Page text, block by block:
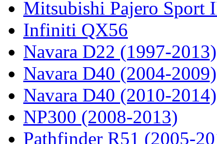
Mitsubishi Pajero Sport
Infiniti QX56
Navara D22 (1997-2013)
Navara D40 (2004-2009)
Navara D40 (2010-2014)
NP300 (2008-2013)
Pathfinder R51 (2005-